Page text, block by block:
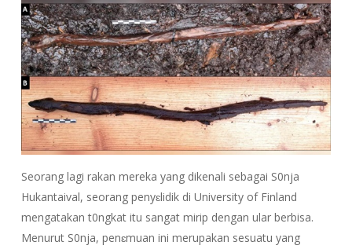
Seorang lagi rakan mereka yang dikenali sebagai S0nja
Hukantaival, seorang penyɛlidik di University of Finland
mengatakan t0ngkat itu sangat mirip dengan ular berbisa.
Menurut S0nja, penɛmuan ini merupakan sesuatu yang